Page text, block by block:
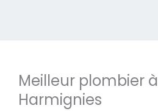
Meilleur plombier à
Harmignies